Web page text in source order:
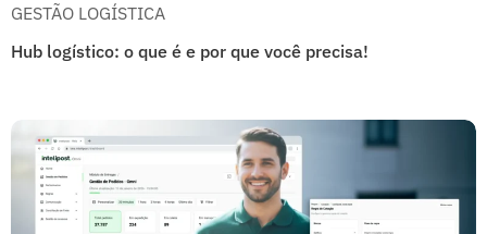
GESTÃO LOGÍSTICA
Hub logístico: o que é e por que você precisa!